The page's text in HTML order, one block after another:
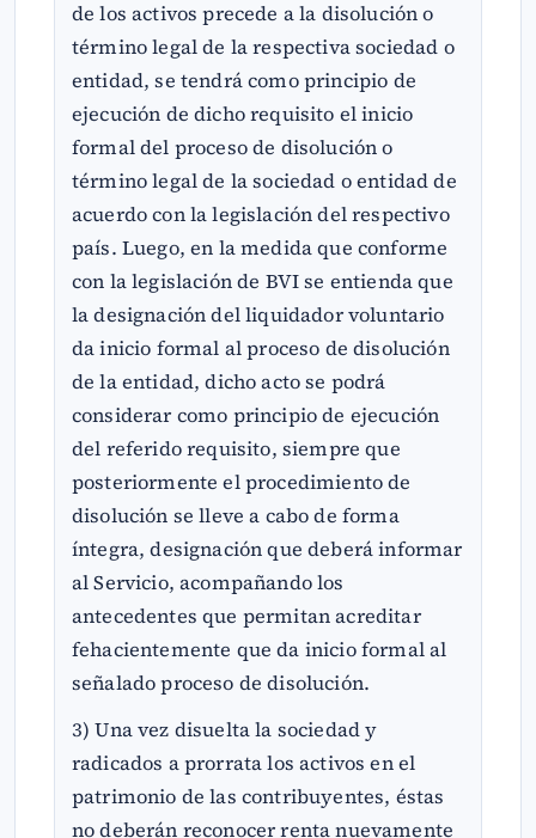
de los activos precede a la disolución o
término legal de la respectiva sociedad o
entidad, se tendrá como principio de
ejecución de dicho requisito el inicio
formal del proceso de disolución o
término legal de la sociedad o entidad de
acuerdo con la legislación del respectivo
país. Luego, en la medida que conforme
con la legislación de BVI se entienda que
la designación del liquidador voluntario
da inicio formal al proceso de disolución
de la entidad, dicho acto se podrá
considerar como principio de ejecución
del referido requisito, siempre que
posteriormente el procedimiento de
disolución se lleve a cabo de forma
íntegra, designación que deberá informar
al Servicio, acompañando los
antecedentes que permitan acreditar
fehacientemente que da inicio formal al
señalado proceso de disolución.
3) Una vez disuelta la sociedad y
radicados a prorrata los activos en el
patrimonio de las contribuyentes, éstas
no deberán reconocer renta nuevamente